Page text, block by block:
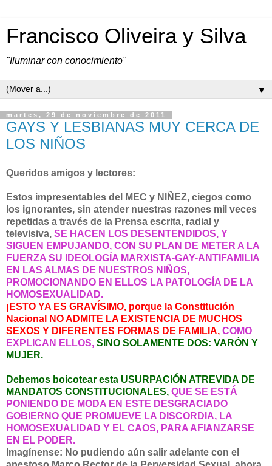
Francisco Oliveira y Silva
"Iluminar con conocimiento"
▼
martes, 29 de noviembre de 2011
GAYS Y LESBIANAS MUY CERCA DE
LOS NIÑOS
Queridos amigos y lectores:
Estos impresentables del MEC y NIÑEZ, ciegos como
los ignorantes, sin atender nuestras razones mil veces
repetidas a través de la Prensa escrita, radial y
televisiva, SE HACEN LOS DESENTENDIDOS, Y
SIGUEN EMPUJANDO, CON SU PLAN DE METER A LA
FUERZA SU IDEOLOGÍA MARXISTA-GAY-ANTIFAMILIA
EN LAS ALMAS DE NUESTROS NIÑOS,
PROMOCIONANDO EN ELLOS LA PATOLOGÍA DE LA
HOMOSEXUALIDAD.
¡ESTO YA ES GRAVÍSIMO, porque la Constitución
Nacional NO ADMITE LA EXISTENCIA DE MUCHOS
SEXOS Y DIFERENTES FORMAS DE FAMILIA, COMO
EXPLICAN ELLOS, SINO SOLAMENTE DOS: VARÓN Y
MUJER.
Debemos boicotear esta USURPACIÓN ATREVIDA DE
MANDATOS CONSTITUCIONALES, QUE SE ESTÁ
PONIENDO DE MODA EN ESTE DESGRACIADO
GOBIERNO QUE PROMUEVE LA DISCORDIA, LA
HOMOSEXUALIDAD Y EL CAOS, PARA AFIANZARSE
EN EL PODER.
Imagínense: No pudiendo aún salir adelante con el